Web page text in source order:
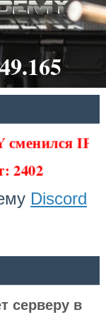
сменился IP
2402
Discord
серверу в